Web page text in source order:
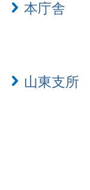
本庁舎
山東支所